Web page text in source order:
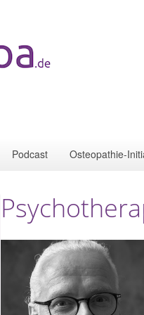
Podcast Osteopathie-